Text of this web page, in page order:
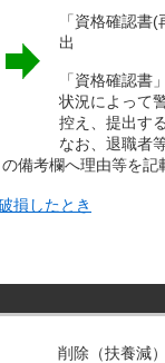
「資格確認書
出
「資格確認書
状況によって
控え、提出す
なお、退職者
備考欄へ理由等を記
損したとき
削除（扶養減